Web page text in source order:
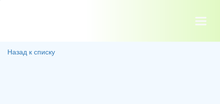
Назад к списку